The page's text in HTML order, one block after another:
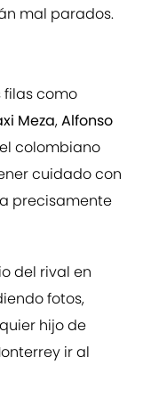
mal parados.
filas como
Meza,Alfonso
colombiano
cuidado con
precisamente
del rival en
fotos,
hijo de
ir al